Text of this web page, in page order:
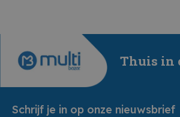
Thuis in
Schrijf je in op onze nieuwsbrief